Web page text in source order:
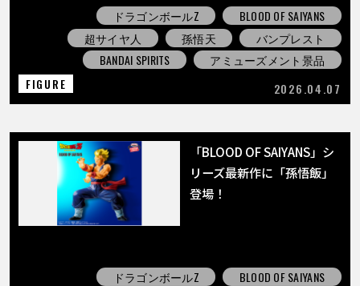
ドラゴンボールZ
BLOOD OF SAIYANS
超サイヤ人
孫悟天
バンプレスト
BANDAI SPIRITS
アミューズメント景品
FIGURE
2026.04.07
「BLOOD OF SAIYANS」シ
リーズ最新作に「孫悟飯」
登場！
ドラゴンボールZ
BLOOD OF SAIYANS